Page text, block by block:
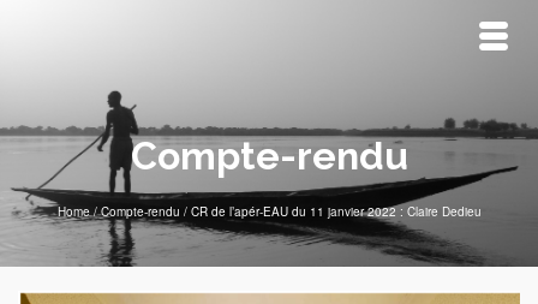
Compte-rendu
Home / Compte-rendu / CR de l’apér-EAU du 11 janvier 2022 : Claire Dedieu